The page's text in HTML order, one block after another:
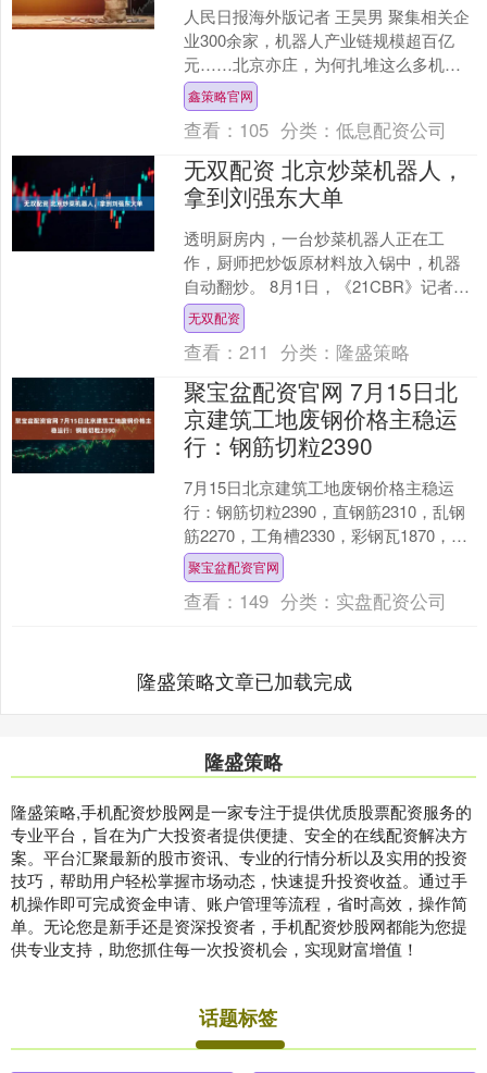
人民日报海外版记者 王昊男 聚集相关企
业300余家，机器人产业链规模超百亿
元……北京亦庄，为何扎堆这么多机器
人企业？ 2025年，有这样两场比赛令人
印象深刻：4....
鑫策略官网
查看： 105 分类：低息配资公司
无双配资 北京炒菜机器人，
拿到刘强东大单
透明厨房内，一台炒菜机器人正在工
作，厨师把炒饭原材料放入锅中，机器
自动翻炒。 8月1日，《21CBR》记者来
到北京长保大厦七鲜小厨，见到这一
幕。该厨房共配备4个....
无双配资
查看：211 分类： 隆盛策略
聚宝盆配资官网 7月15日北
京建筑工地废钢价格主稳运
行：钢筋切粒2390
7月15日北京建筑工地废钢价格主稳运
行：钢筋切粒2390，直钢筋2310，乱钢
筋2270，工角槽2330，彩钢瓦1870，不
含税，单位：元/吨。....
聚宝盆配资官网
查看： 149 分类： 实盘配资公司
隆盛策略文章已加载完成
隆盛策略
隆盛策略,手机配资炒股网是一家专注于提供优质股票配资服务的
专业平台，旨在为广大投资者提供便捷、安全的在线配资解决方
案。平台汇聚最新的股市资讯、专业的行情分析以及实用的投资
技巧，帮助用户轻松掌握市场动态，快速提升投资收益。通过手
机操作即可完成资金申请、账户管理等流程，省时高效，操作简
单。无论您是新手还是资深投资者，手机配资炒股网都能为您提
供专业支持，助您抓住每一次投资机会，实现财富增值！
话题标签